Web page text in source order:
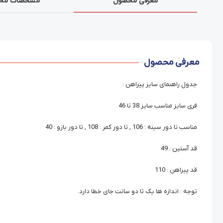
معرفی محصول
جدول راهنمای سایز پیراهن :
فری سایز مناسب سایز 38 تا 46
مناسب تا دور سینه : 106 , تا دور کمر : 108 , تا دور بازو : 40
قد آستین : 49
قد پیراهن : 110
توجه : اندازه ها یک تا دو سانت جای خطا دارد.